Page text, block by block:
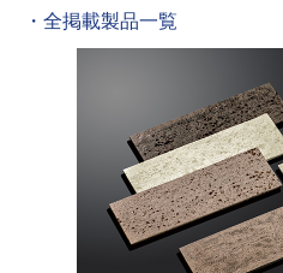
・全掲載製品一覧